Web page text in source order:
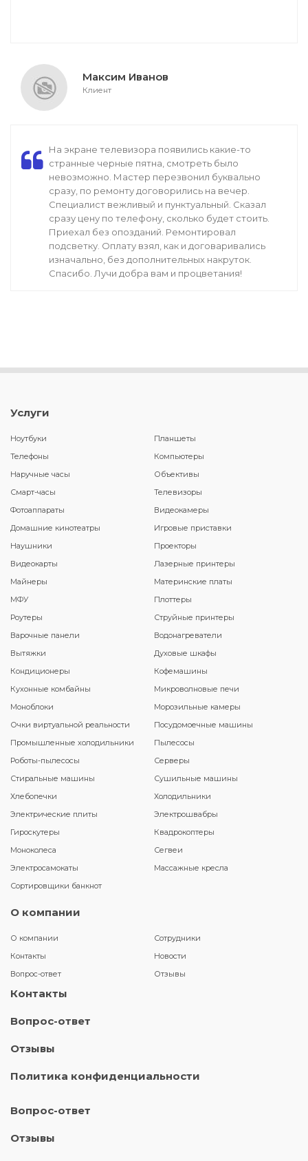
Максим Иванов
Клиент
На экране телевизора появились какие-то
странные черные пятна, смотреть было
невозможно. Мастер перезвонил буквально
сразу, по ремонту договорились на вечер.
Специалист вежливый и пунктуальный. Сказал
сразу цену по телефону, сколько будет стоить.
Приехал без опозданий. Ремонтировал
подсветку. Оплату взял, как и договаривались
изначально, без дополнительных накруток.
Спасибо. Лучи добра вам и процветания!
Услуги
Ноутбуки
Планшеты
Телефоны
Компьютеры
Наручные часы
Объективы
Смарт-часы
Телевизоры
Фотоаппараты
Видеокамеры
Домашние кинотеатры
Игровые приставки
Наушники
Проекторы
Видеокарты
Лазерные принтеры
Майнеры
Материнские платы
МФУ
Плоттеры
Роутеры
Струйные принтеры
Варочные панели
Водонагреватели
Вытяжки
Духовые шкафы
Кондиционеры
Кофемашины
Кухонные комбайны
Микроволновые печи
Моноблоки
Морозильные камеры
Очки виртуальной реальности
Посудомоечные машины
Промышленные холодильники
Пылесосы
Роботы-пылесосы
Серверы
Стиральные машины
Сушильные машины
Хлебопечки
Холодильники
Электрические плиты
Электрошвабры
Гироскутеры
Квадрокоптеры
Моноколеса
Сегвеи
Электросамокаты
Массажные кресла
Сортировщики банкнот
О компании
О компании
Сотрудники
Контакты
Новости
Вопрос-ответ
Отзывы
Контакты
Вопрос-ответ
Отзывы
Политика конфиденциальности
Вопрос-ответ
Отзывы